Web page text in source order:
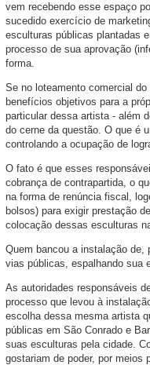
vem recebendo esse espaço
sucedido exercício de
esculturas públicas plantadas
processo de sua aprovação
forma.
Se no loteamento comercial
benefícios objetivos para a
particular dessa artista - além
do cerne da questão. O que é
controlando a ocupação de
O fato é que esses
cobrança de contrapartida, o
na forma de renúncia fiscal,
bolsos) para exigir prestação
colocação dessas esculturas
Quem bancou a instalação
vias públicas, espalhando sua
As autoridades responsáveis
processo que levou à
escolha dessa mesma artista
públicas em São Conrado e
suas esculturas pela cidade.
gostariam de poder, por meios